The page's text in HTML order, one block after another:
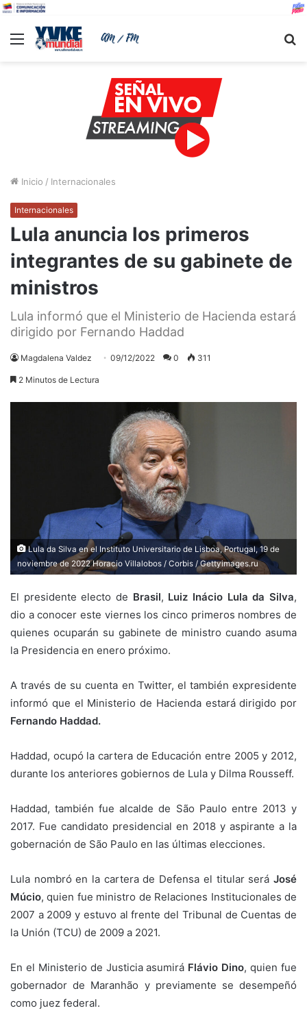
Menu
Inicio / Internacionales
Internacionales
Lula anuncia los primeros
integrantes de su gabinete de
ministros
Lula informó que el Ministerio de Hacienda estará
dirigido por Fernando Haddad
Magdalena Valdez 09/12/2022 0 311
2 Minutos de Lectura
Lula da Silva en el Instituto Universitario de Lisboa, Portugal, 19 de
noviembre de 2022 Horacio Villalobos / Corbis / Gettyimages.ru
El presidente electo de Brasil, Luiz Inácio Lula da Silva,
dio a conocer este viernes los cinco primeros nombres de
quienes ocuparán su gabinete de ministro cuando asuma
la Presidencia en enero próximo.
A través de su cuenta en Twitter, el también expresidente
informó que el Ministerio de Hacienda estará dirigido por
Fernando Haddad.
Haddad, ocupó la cartera de Educación entre 2005 y 2012,
durante los anteriores gobiernos de Lula y Dilma Rousseff.
Haddad, también fue alcalde de São Paulo entre 2013 y
2017. Fue candidato presidencial en 2018 y aspirante a la
gobernación de São Paulo en las últimas elecciones.
Lula nombró en la cartera de Defensa el titular será José
Múcio, quien fue ministro de Relaciones Institucionales de
2007 a 2009 y estuvo al frente del Tribunal de Cuentas de
la Unión (TCU) de 2009 a 2021.
En el Ministerio de Justicia asumirá Flávio Dino, quien fue
gobernador de Maranhão y previamente se desempeñó
como juez federal.